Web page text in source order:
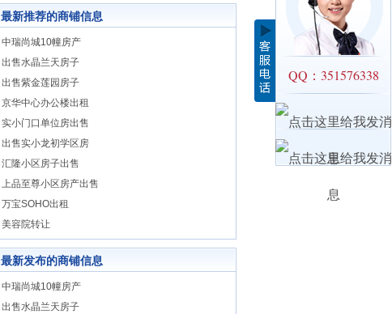
QQ：351576338
最新推荐的商铺信息
中瑞尚城10幢房产
出售水晶兰天房子
出售紫金莲园房子
京华中心办公楼出租
实小门口单位房出售
出售实小龙初学区房
汇隆小区房子出售
上品至尊小区房产出售
万宝SOHO出租
美容院转让
最新发布的商铺信息
中瑞尚城10幢房产
出售水晶兰天房子